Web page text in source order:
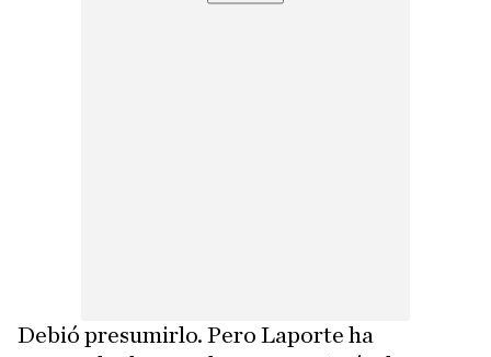
Debió presumirlo. Pero Laporte ha